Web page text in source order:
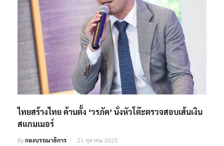
ไทยสร้างไทย ค้านตั้ง ‘วรภัค’ นั่งหัวโต๊ะตรวจสอบเส้นเงิน
สแกมเมอร์
Byกองบรรณาธิการ 21 ตุลาคม 2025